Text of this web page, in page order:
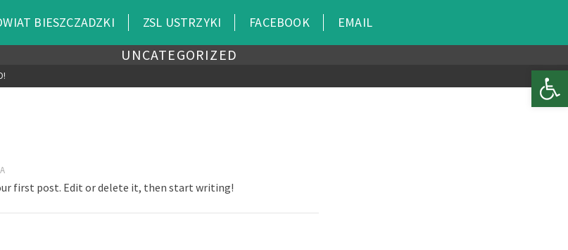
BIESZCZADZKI ZSL USTRZYKI FACEBOOK EMAIL
UNCATEGORIZED
first post. Edit or delete it, then start writing!